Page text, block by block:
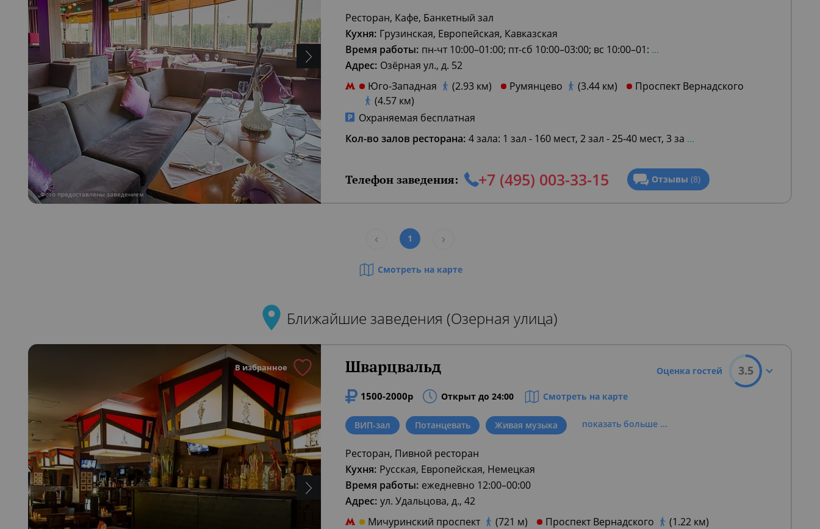
Фото предоставлены заведением
Ресторан, Кафе, Банкетный зал
Кухня: Грузинская, Европейская, Кавказская
Время работы: пн-чт 10:00–01:00; пт-сб 10:00–03:00; вс 10:00–01: ...
Адрес: Озёрная ул., д. 52
Юго-Западная
(2.93 км) Румянцево (3.44 км)
Проспект Вернадского
(4.57 км)
Охраняемая бесплатная
Кол-во залов ресторана: 4 зала: 1 зал - 160 мест, 2 зал - 25-40 мест, 3 за ...
Телефон заведения: +7 (495) 003-33-15 Отзывы (8)
1
Смотреть на карте
Ближайшие заведения (Озерная улица)
В избранное Шварцвальд
1500-2000р Открыт до 24:00 Смотреть на карте
ВИП-зал Потанцевать Живая музыка показать больше ...
Ресторан, Пивной ресторан
Кухня: Русская, Европейская, Немецкая
Время работы: ежедневно 12:00–00:00
Адрес: ул. Удальцова, д., 42
Мичуринский проспект
(721 м) Проспект Вернадского
(1.22 км)
Оценка гостей 3.5